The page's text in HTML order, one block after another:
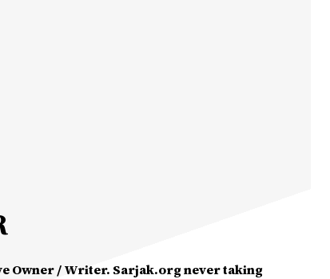
Owner / Writer. Sarjak.org never taking